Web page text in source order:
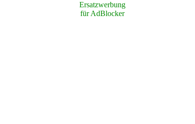
Ersatzwerbung
für AdBlocker